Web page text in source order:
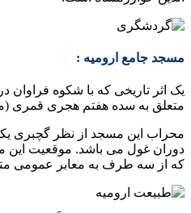
مسجد جامع ارومیه :
یک اثر تاریخی که با شکوه فراوان
متعلق به سده هفتم هجری قمری
محراب این مسجد از نظر گچبری یکی
دوران غول می باشد. موقعیت این
که از سه طرف به معابر عمومی